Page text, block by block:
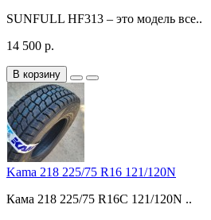
SUNFULL HF313 – это модель все..
14 500 р.
В корзину
Kama 218 225/75 R16 121/120N
Кама 218 225/75 R16C 121/120N ..